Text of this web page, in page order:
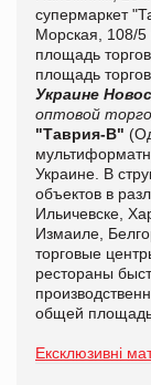
супермаркет
Морская, 108/
площадь
площадь
Украине
оптовой
"Таврия-В"
Украине. В
объектов в
Ильичевске,
Измаиле,
торговые
рестораны
общей
Ексклюзивні